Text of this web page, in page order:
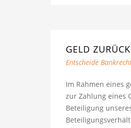
GELD
Entscheide
Im Rahmen eines
zur Zahlung eines
Beteiligung